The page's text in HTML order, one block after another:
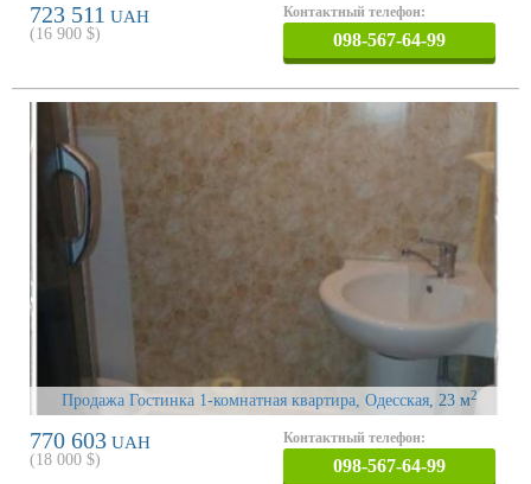
723 511 UAH
(16 900 $)
Контактный телефон:
098-567-64-99
Продажа Гостинка 1-комнатная квартира, Одесская, 23 м2
770 603 UAH
(18 000 $)
Контактный телефон:
098-567-64-99